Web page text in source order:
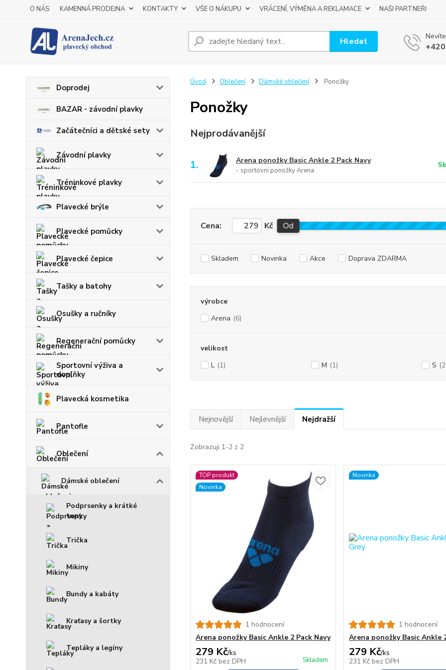
O NÁS KAMENNÁ PRODEJNA KONTAKTY VŠE O NÁKUPU VRÁCENÍ, VÝMĚNA A REKLAMACE NAŠI PARTNEŘI
Hledat
Doprodej
BAZAR - závodní plavky
Začátečníci a dětské sety
Závodní plavky
Tréninkové plavky
Plavecké brýle
Plavecké pomůcky
Plavecké čepice
Tašky a batohy
Osušky a ručníky
Regenerační pomůcky
Sportovní výživa a
doplňky
Plavecká kosmetika
Pantofle
Oblečení
Dámské oblečení
Podprsenky a krátké
topy
Trička
Mikiny
Bundy a kabáty
Kraťasy a šortky
Tepláky a legíny
Úvod Oblečení Dámské oblečení Ponožky
Ponožky
Nejprodávanější
1. Arena ponožky Basic Ankle 2 Pack Navy
- sportovní ponožky Arena
Cena: Kč Od
Skladem Novinka Akce Doprava ZDARMA
výrobce
Arena (6)
velikost
L (1) M (1) S
Nejnovější Nejlevnější Nejdražší
Zobrazuji 1-2 z 2
TOP produkt
Novinka
1 hodnocení
Arena ponožky Basic Ankle 2 Pack Navy
279 Kč/ks
231 Kč bez DPH Skladem
Novinka
1 hodnocení
Arena ponožky Basic Ankle
279 Kč/ks
231 Kč bez DPH